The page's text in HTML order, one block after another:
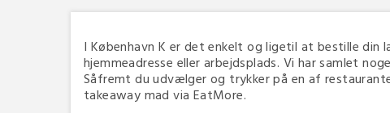
I København K er det enkelt og ligetil at bestille
hjemmeadresse eller arbejdsplads. Vi har samlet
Såfremt du udvælger og trykker på en af
takeaway mad via EatMore.